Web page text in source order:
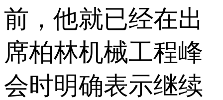
前，他就已经在出
席柏林机械工程峰
会时明确表示继续